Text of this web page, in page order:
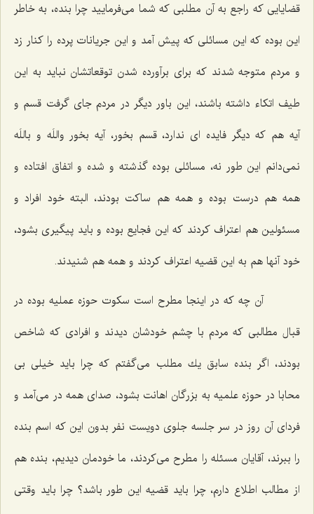
قضایایی كه راجع به آن مطلبی كه شما می‌فرمایید چرا بنده، به خاطر
این بوده كه این مسائلی كه پیش آمد و این جریانات پرده را كنار زد
و مردم متوجه شدند كه برای برآورده شدن توقعاتشان نباید به این
طیف اتكاء داشته باشند، این باور دیگر در مردم جای گرفت قسم و
آیه هم كه دیگر فایده ای ندارد، قسم بخور، آیه بخور واللَه و باللَه
نمی‌دانم این طور نه، مسائلی بوده گذشته و شده و اتفاق افتاده و
همه هم درست بوده و همه هم ساكت بودند، البته خود افراد و
مسئولین هم اعتراف كردند كه این فجایع بوده و باید پیگیری بشود،
خود آنها هم به این قضیه اعتراف كردند و همه هم شنیدند.
آن چه كه در اینجا مطرح است سكوت حوزه عملیه بوده در
قبال مطالبی كه مردم با چشم خودشان دیدند و افرادی كه شاخص
بودند، اگر بنده سابق یك مطلب می‌گفتم كه چرا باید خیلی بی
محابا در حوزه علمیه به بزرگان اهانت بشود، صدای همه در می‌آمد و
فردای آن روز در سر جلسه جلوی دویست نفر بدون این كه اسم بنده
را ببرند، آقایان مسئله را مطرح می‌كردند، ما خودمان دیدیم، بنده هم
از مطالب اطلاع دارم، چرا باید قضیه این طور باشد؟ چرا باید وقتی